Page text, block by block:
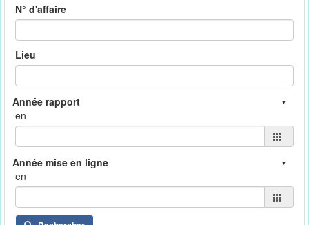
N° d'affaire
Lieu
en
en